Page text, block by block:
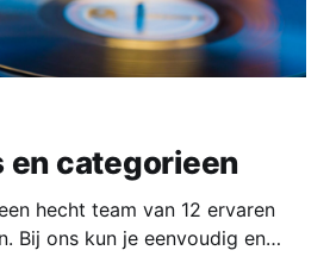
en categorieen
hecht team van 12 ervaren
Bij ons kun je eenvoudig en